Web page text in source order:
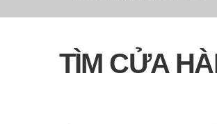
TÌM CỬA